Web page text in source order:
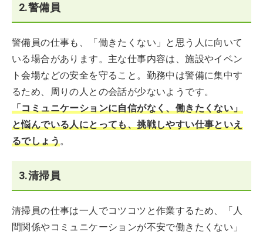
2.警備員
警備員の仕事も、「働きたくない」と思う人に向いて
いる場合があります。主な仕事内容は、施設やイベン
ト会場などの安全を守ること。勤務中は警備に集中す
るため、周りの人との会話が少ないようです。
「コミュニケーションに自信がなく、働きたくない」
と悩んでいる人にとっても、挑戦しやすい仕事といえ
るでしょう。
3.清掃員
清掃員の仕事は一人でコツコツと作業するため、「人
間関係やコミュニケーションが不安で働きたくない」